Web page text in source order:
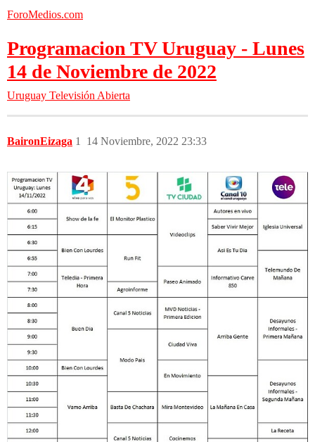
ForoMedios.com
Programacion TV Uruguay - Lunes
14 de Noviembre de 2022
Uruguay Televisión Abierta
BaironEizaga 14 Noviembre, 2022 23:33
1